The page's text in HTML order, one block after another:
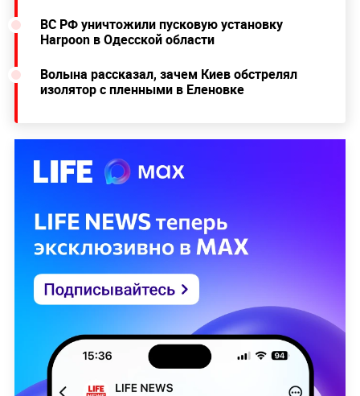
ВС РФ уничтожили пусковую установку
Harpoon в Одесской области
Волына рассказал, зачем Киев обстрелял
изолятор с пленными в Еленовке